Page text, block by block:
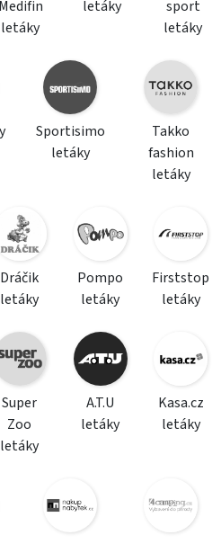
Medifin
letáky
letáky
sport
letáky
Sportisimo
letáky
Takko
fashion
letáky
Dráčik
letáky
Pompo
letáky
Firststop
letáky
Super
Zoo
letáky
A.T.U
letáky
Kasa.cz
letáky